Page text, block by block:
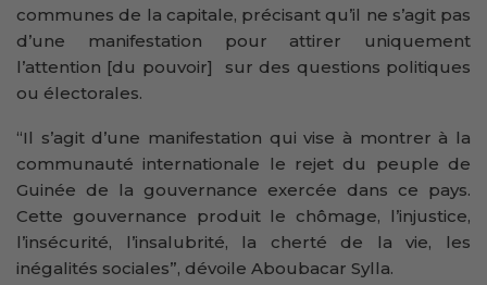
communes de la capitale, précisant qu’il ne s’agit pas
d’une manifestation pour attirer uniquement
l’attention [du pouvoir] sur des questions politiques
ou électorales.
“Il s’agit d’une manifestation qui vise à montrer à la
communauté internationale le rejet du peuple de
Guinée de la gouvernance exercée dans ce pays.
Cette gouvernance produit le chômage, l’injustice,
l’insécurité, l’insalubrité, la cherté de la vie, les
inégalités sociales”, dévoile Aboubacar Sylla.